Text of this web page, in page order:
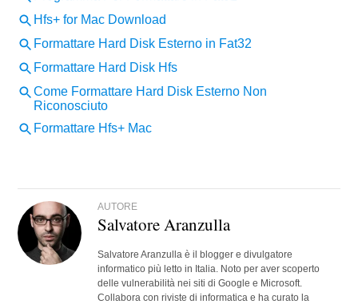
AUTORE
Salvatore Aranzulla
Salvatore Aranzulla è il blogger e divulgatore
informatico più letto in Italia. Noto per aver scoperto
delle vulnerabilità nei siti di Google e Microsoft.
Collabora con riviste di informatica e ha curato la